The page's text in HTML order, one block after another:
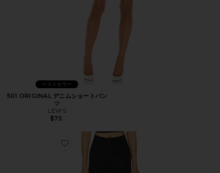
ベストセラー
501 ORIGINAL デニムショートパン
ツ
LEVI'S
$75
Favorite カプリレギンス